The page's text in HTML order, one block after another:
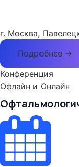
г. Москва,
Подробнее →
Конференция
Офлайн и Онлайн